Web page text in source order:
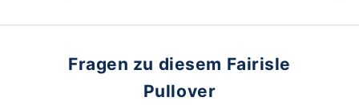
Fragen zu diesem Fairisle
Pullover